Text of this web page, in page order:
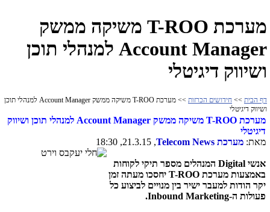
מערכת T-ROO משיקה ממשק
Account Manager למנהלי תוכן
ושיווק דיגיטלי
דף הבית >> חידושים הכרזות
>> מערכת T-ROO משיקה ממשק Account Manager למנהלי תוכן
ושיווק דיגיטלי
מערכת T-ROO משיקה ממשק Account Manager למנהלי תוכן ושיווק
דיגיטלי
מאת: מערכת Telecom News
, 21.3.15, 18:30
אנשי Digital המנהלים מספר תיקי לקוחות
באמצעות מערכת T-ROO יחסכו מעתה זמן
יקר הודות למעבר ישיר בין מנויים לביצוע כל
פעולות ה-Inbound Marketing
.